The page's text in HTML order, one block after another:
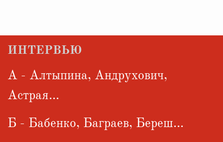
ИНТЕРВЬЮ
А - Алтыпина, Андрухович,
Астрая...
Б - Бабенко, Баграев, Береш...